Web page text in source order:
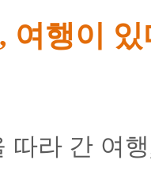
여행이 있
따라 간 여